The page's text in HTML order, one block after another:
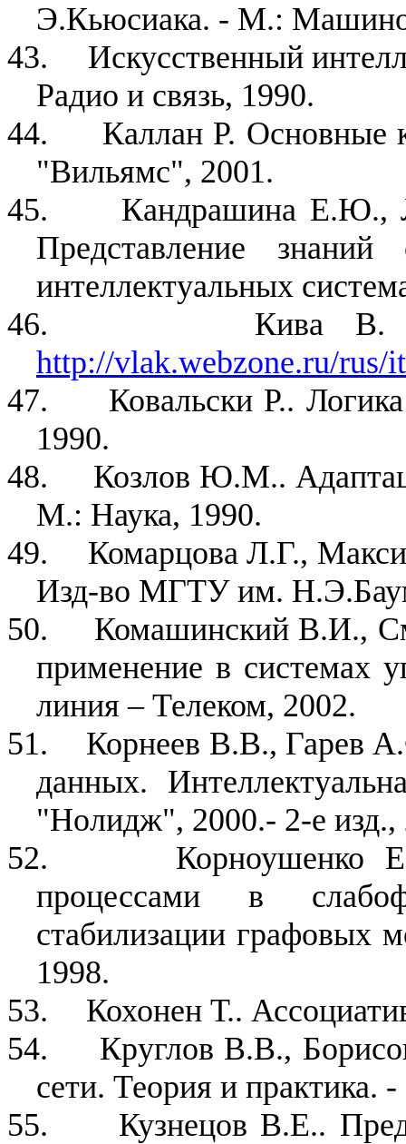
Э.Кьюсиака. - М.:
43.
Искусственный
Радио и связь, 1990.
44.
Каллан Р. Основные
"Вильямс", 2001.
45.
Кандрашина Е.Ю.,
Представление
интеллектуальных
46.
Кива В.
http://vlak.webzone.ru/rus/
47.
Ковальски Р..
1990.
48.
Козлов Ю.М..
М.: Наука, 1990.
49.
Комарцова Л.Г.,
Изд-во МГТУ им.
50.
Комашинский В.И.,
применение в системах
линия – Телеком, 2002.
51.
Корнеев В.В., Гарев
данных.
"Нолидж", 2000.- 2-е изд.,
52.
Корноушенко
процессами в
стабилизации графовых
1998.
53.
Кохонен Т..
54.
Круглов В.В.,
сети. Теория и практика.
55.
Кузнецов В.Е..